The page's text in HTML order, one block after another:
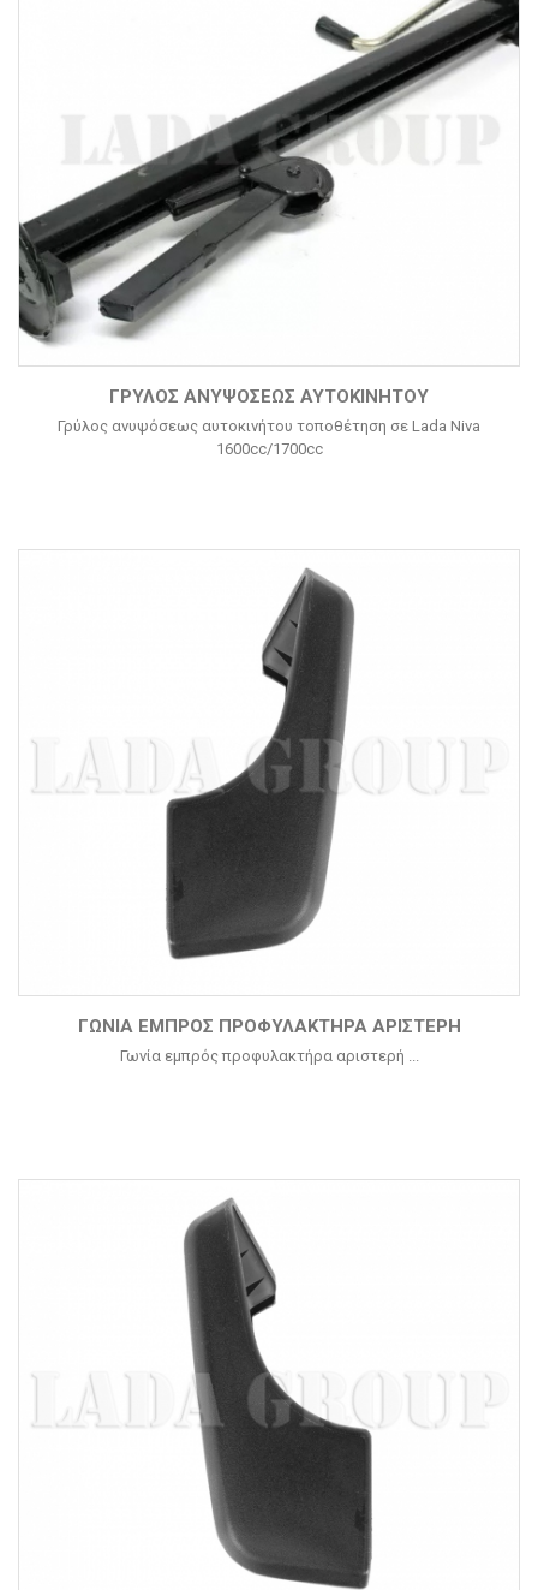
ΓΡΎΛΟΣ ΑΝΥΨΌΣΕΩΣ ΑΥΤΟΚΙΝΉΤΟΥ
Γρύλος ανυψόσεως αυτοκινήτου τοποθέτηση σε Lada Niva
1600cc/1700cc
ΓΩΝΊΑ ΕΜΠΡΌΣ ΠΡΟΦΥΛΑΚΤΉΡΑ ΑΡΙΣΤΕΡΉ
Γωνία εμπρός προφυλακτήρα αριστερή ...